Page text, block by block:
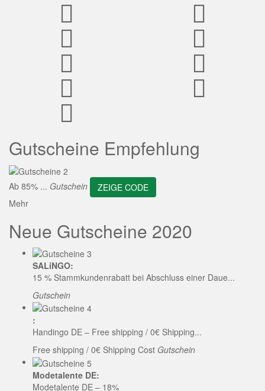
Gutscheine Empfehlung
Ab 85% ... Gutschein
ZEIGE CODE
Mehr
Neue Gutscheine 2020
SALiNGO:
15 % Stammkundenrabatt bei Abschluss einer Daue...
Gutschein
:
Handingo DE – Free shipping / 0€ Shipping...
Free shipping / 0€ Shipping Cost Gutschein
Modetalente DE:
Modetalente DE – 18%